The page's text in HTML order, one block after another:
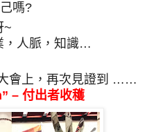
嗎?
~
，人脈，知識…
會上，再次見證到 ……
– 付出者收穫